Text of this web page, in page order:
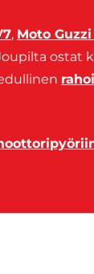
, Moto
ostat